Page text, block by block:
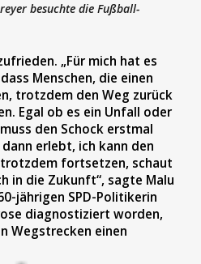
besuchte die Fußball-
„Für mich hat es
Menschen, die einen
trotzdem den Weg zurück
Egal ob es ein Unfall oder
den Schock erstmal
erlebt, ich kann den
fortsetzen, schaut
in die Zukunft“, sagte Malu
jährigen SPD-Politikerin
diagnostiziert worden,
Wegstrecken einen